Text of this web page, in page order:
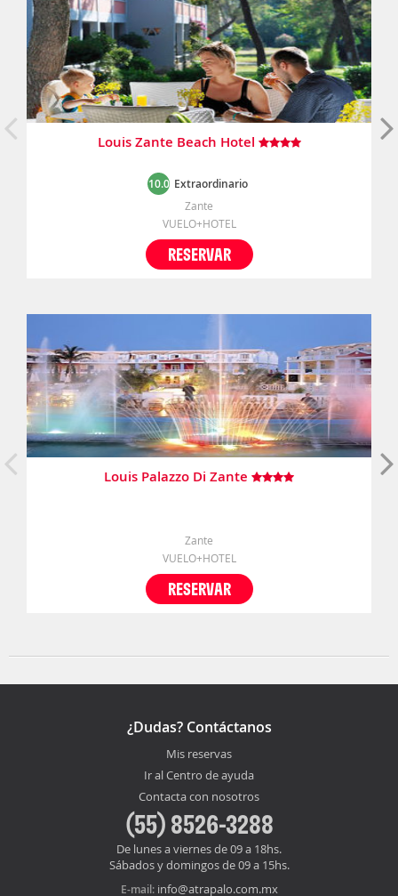
Louis Zante Beach Hotel
10.0 Extraordinario
Zante
VUELO+HOTEL
RESERVAR
Louis Palazzo Di Zante
Zante
VUELO+HOTEL
RESERVAR
¿Dudas? Contáctanos
Mis reservas
Ir al Centro de ayuda
Contacta con nosotros
(55) 8526-3288
De lunes a viernes de 09 a 18hs.
Sábados y domingos de 09 a 15hs.
E-mail: info@atrapalo.com.mx